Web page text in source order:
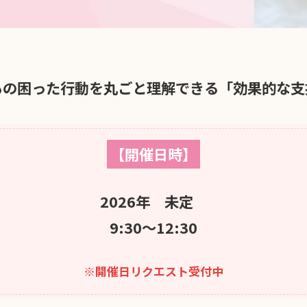
困った行動を丸ごと理解できる「効果的な
【開催日時】
2026年 未定
9:30～12:30
※開催日リクエスト受付中